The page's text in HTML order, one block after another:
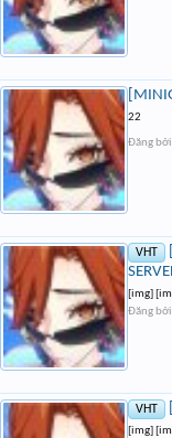
22
Đăng
VHT
[img]
Đăng
VHT
[img]